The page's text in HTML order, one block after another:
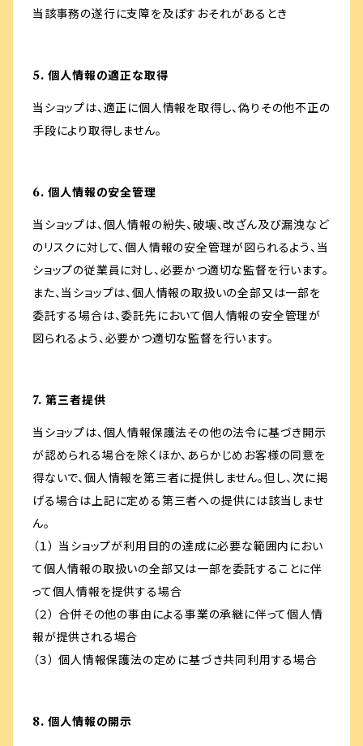
当該事務の遂行に支障を及ぼすおそれがあるとき
5. 個人情報の適正な取得
当ショップは、適正に個人情報を取得し、偽りその他不正の
手段により取得しません。
6. 個人情報の安全管理
当ショップは、個人情報の紛失、破壊、改ざん及び漏洩など
のリスクに対して、個人情報の安全管理が図られるよう、当
ショップの従業員に対し、必要かつ適切な監督を行います。
また、当ショップは、個人情報の取扱いの全部又は一部を
委託する場合は、委託先において個人情報の安全管理が
図られるよう、必要かつ適切な監督を行います。
7. 第三者提供
当ショップは、個人情報保護法その他の法令に基づき開示
が認められる場合を除くほか、あらかじめお客様の同意を
得ないで、個人情報を第三者に提供しません。但し、次に掲
げる場合は上記に定める第三者への提供には該当しませ
ん。
（１） 当ショップが利用目的の達成に必要な範囲内におい
て個人情報の取扱いの全部又は一部を委託することに伴
って個人情報を提供する場合
（２） 合併その他の事由による事業の承継に伴って個人情
報が提供される場合
（３） 個人情報保護法の定めに基づき共同利用する場合
8. 個人情報の開示